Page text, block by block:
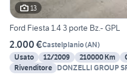
13
Ford Fiesta 1.4 3 porte Bz.- GPL
2.000 €Castelplanio(AN)
Usato
12/2009 210000 Km
Rivenditore DONZELLI GROUP